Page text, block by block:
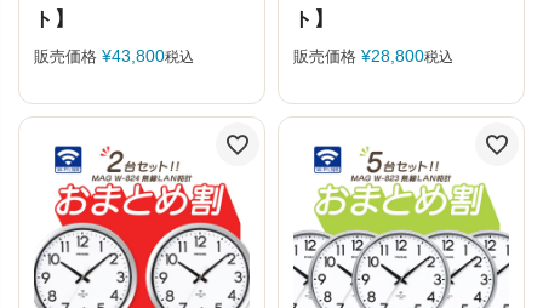
ト】
販売価格 ¥43,800税込
ト】
販売価格 ¥28,800税込